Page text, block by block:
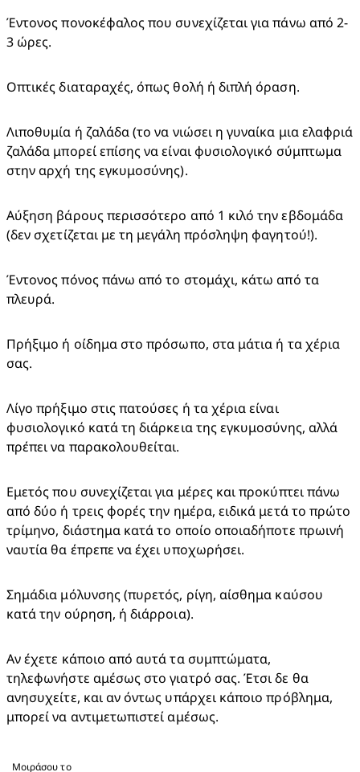
Έντονος πονοκέφαλος που συνεχίζεται για πάνω από 2-
3 ώρες.
Οπτικές διαταραχές, όπως θολή ή διπλή όραση.
Λιποθυμία ή ζαλάδα (το να νιώσει η γυναίκα μια ελαφριά
ζαλάδα μπορεί επίσης να είναι φυσιολογικό σύμπτωμα
στην αρχή της εγκυμοσύνης).
Αύξηση βάρους περισσότερο από 1 κιλό την εβδομάδα
(δεν σχετίζεται με τη μεγάλη πρόσληψη φαγητού!).
Έντονος πόνος πάνω από το στομάχι, κάτω από τα
πλευρά.
Πρήξιμο ή οίδημα στο πρόσωπο, στα μάτια ή τα χέρια
σας.
Λίγο πρήξιμο στις πατούσες ή τα χέρια είναι
φυσιολογικό κατά τη διάρκεια της εγκυμοσύνης, αλλά
πρέπει να παρακολουθείται.
Εμετός που συνεχίζεται για μέρες και προκύπτει πάνω
από δύο ή τρεις φορές την ημέρα, ειδικά μετά το πρώτο
τρίμηνο, διάστημα κατά το οποίο οποιαδήποτε πρωινή
ναυτία θα έπρεπε να έχει υποχωρήσει.
Σημάδια μόλυνσης (πυρετός, ρίγη, αίσθημα καύσου
κατά την ούρηση, ή διάρροια).
Αν έχετε κάποιο από αυτά τα συμπτώματα,
τηλεφωνήστε αμέσως στο γιατρό σας. Έτσι δε θα
ανησυχείτε, και αν όντως υπάρχει κάποιο πρόβλημα,
μπορεί να αντιμετωπιστεί αμέσως.
Μοιράσου το